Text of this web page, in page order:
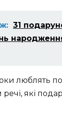
31
люблять
речі, які